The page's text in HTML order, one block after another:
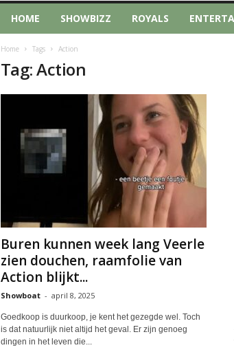
HOME SHOWBIZZ ROYALS
Home Tags Action
Tag: Action
Buren kunnen week lang Veerle
zien douchen, raamfolie van
Action blijkt...
Showboat - april 8, 2025
Goedkoop is duurkoop, je kent het gezegde wel. Toch
is dat natuurlijk niet altijd het geval. Er zijn genoeg
dingen in het leven die...